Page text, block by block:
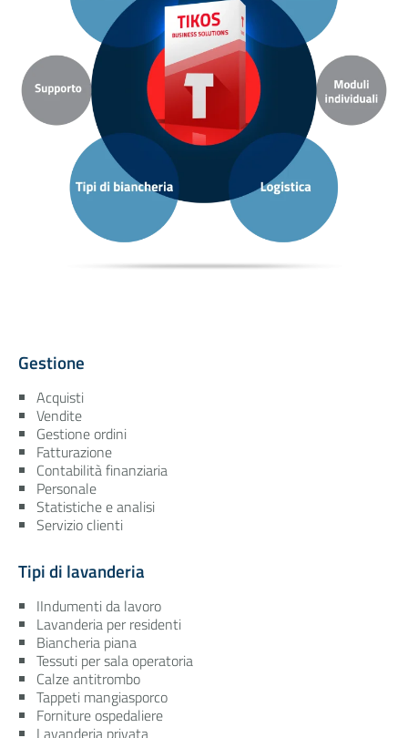
Gestione
Acquisti
Vendite
Gestione ordini
Fatturazione
Contabilità finanziaria
Personale
Statistiche e analisi
Servizio clienti
Tipi di lavanderia
IIndumenti da lavoro
Lavanderia per residenti
Biancheria piana
Tessuti per sala operatoria
Calze antitrombo
Tappeti mangiasporco
Forniture ospedaliere